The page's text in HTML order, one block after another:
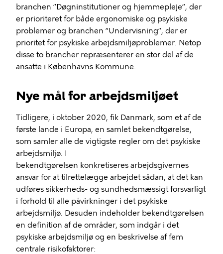
branchen ”Døgninstitutioner og hjemmepleje”, der
er prioriteret for både ergonomiske og psykiske
problemer og branchen ”Undervisning”, der er
prioritet for psykiske arbejdsmiljøproblemer. Netop
disse to brancher repræsenterer en stor del af de
ansatte i Københavns Kommune.
Nye mål for arbejdsmiljøet
Tidligere, i oktober 2020, fik Danmark, som et af de
første lande i Europa, en samlet bekendtgørelse,
som samler alle de vigtigste regler om det psykiske
arbejdsmiljø. I
bekendtgørelsen konkretiseres arbejdsgivernes
ansvar for at tilrettelægge arbejdet sådan, at det kan
udføres sikkerheds- og sundhedsmæssigt forsvarligt
i forhold til alle påvirkninger i det psykiske
arbejdsmiljø. Desuden indeholder bekendtgørelsen
en definition af de områder, som indgår i det
psykiske arbejdsmiljø og en beskrivelse af fem
centrale risikofaktorer: